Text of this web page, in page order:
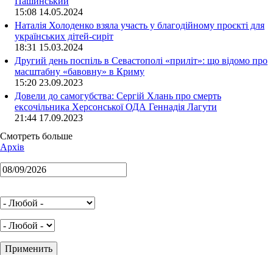
15:08 14.05.2024
Наталія Холоденко взяла участь у благодійному проєкті для
українських дітей-сиріт
18:31 15.03.2024
Другий день поспіль в Севастополі «приліт»: що відомо про
масштабну «бавовну» в Криму
15:20 23.09.2023
Довели до самогубства: Сергій Хлань про смерть
ексочільника Херсонської ОДА Геннадія Лагути
21:44 17.09.2023
Смотреть больше
Архів